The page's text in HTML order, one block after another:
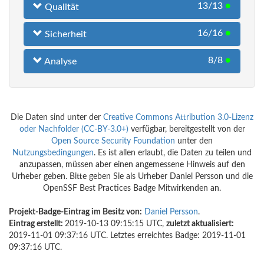
Qualität 13/13 ●
Sicherheit 16/16 ●
Analyse 8/8 ●
Die Daten sind unter der Creative Commons Attribution 3.0-Lizenz
oder Nachfolder (CC-BY-3.0+) verfügbar, bereitgestellt von der
Open Source Security Foundation unter den
Nutzungsbedingungen. Es ist allen erlaubt, die Daten zu teilen und
anzupassen, müssen aber einen angemessene Hinweis auf den
Urheber geben. Bitte geben Sie als Urheber Daniel Persson und die
OpenSSF Best Practices Badge Mitwirkenden an.
Projekt-Badge-Eintrag im Besitz von: Daniel Persson.
Eintrag erstellt: 2019-10-13 09:15:15 UTC, zuletzt aktualisiert:
2019-11-01 09:37:16 UTC. Letztes erreichtes Badge: 2019-11-01
09:37:16 UTC.